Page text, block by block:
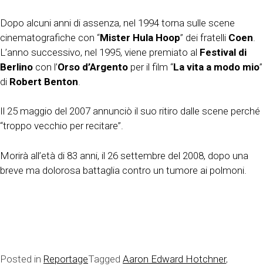
Dopo alcuni anni di assenza, nel 1994 torna sulle scene
cinematografiche con “Mister Hula Hoop” dei fratelli Coen
L’anno successivo, nel 1995, viene premiato al Festival di
Berlino con l’Orso d’Argento per il film “La vita a modo mio”
di Robert Benton
Il 25 maggio del 2007 annunciò il suo ritiro dalle scene perché
“troppo vecchio per recitare”.
Morirà all’età di 83 anni, il 26 settembre del 2008, dopo una
breve ma dolorosa battaglia contro un tumore ai polmoni.
Posted in ReportageTagged Aaron Edward Hotchner,